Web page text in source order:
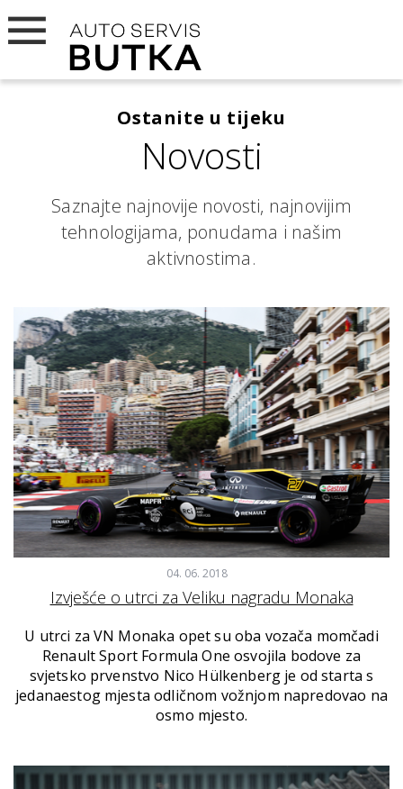
Novosti
Ostanite u tijeku
Saznajte najnovije novosti, najnovijim
tehnologijama, ponudama i našim
aktivnostima.
04. 06. 2018
Izvješće o utrci za Veliku nagradu Monaka
U utrci za VN Monaka opet su oba vozača momčadi
Renault Sport Formula One osvojila bodove za
svjetsko prvenstvo Nico Hülkenberg je od starta s
jedanaestog mjesta odličnom vožnjom napredovao na
osmo mjesto.